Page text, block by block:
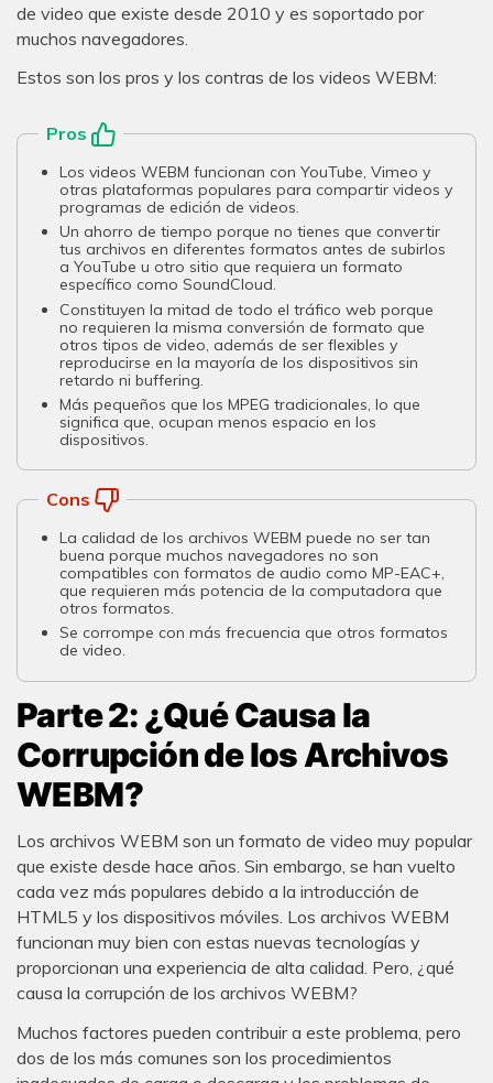
de video que existe desde 2010 y es soportado por
muchos navegadores.
Estos son los pros y los contras de los videos WEBM:
Pros
Los videos WEBM funcionan con YouTube, Vimeo y
otras plataformas populares para compartir videos y
programas de edición de videos.
Un ahorro de tiempo porque no tienes que convertir
tus archivos en diferentes formatos antes de subirlos
a YouTube u otro sitio que requiera un formato
específico como SoundCloud.
Constituyen la mitad de todo el tráfico web porque
no requieren la misma conversión de formato que
otros tipos de video, además de ser flexibles y
reproducirse en la mayoría de los dispositivos sin
retardo ni buffering.
Más pequeños que los MPEG tradicionales, lo que
significa que, ocupan menos espacio en los
dispositivos.
Cons
La calidad de los archivos WEBM puede no ser tan
buena porque muchos navegadores no son
compatibles con formatos de audio como MP-EAC+,
que requieren más potencia de la computadora que
otros formatos.
Se corrompe con más frecuencia que otros formatos
de video.
Parte 2: ¿Qué Causa la
Corrupción de los Archivos
WEBM?
Los archivos WEBM son un formato de video muy popular
que existe desde hace años. Sin embargo, se han vuelto
cada vez más populares debido a la introducción de
HTML5 y los dispositivos móviles. Los archivos WEBM
funcionan muy bien con estas nuevas tecnologías y
proporcionan una experiencia de alta calidad. Pero, ¿qué
causa la corrupción de los archivos WEBM?
Muchos factores pueden contribuir a este problema, pero
dos de los más comunes son los procedimientos